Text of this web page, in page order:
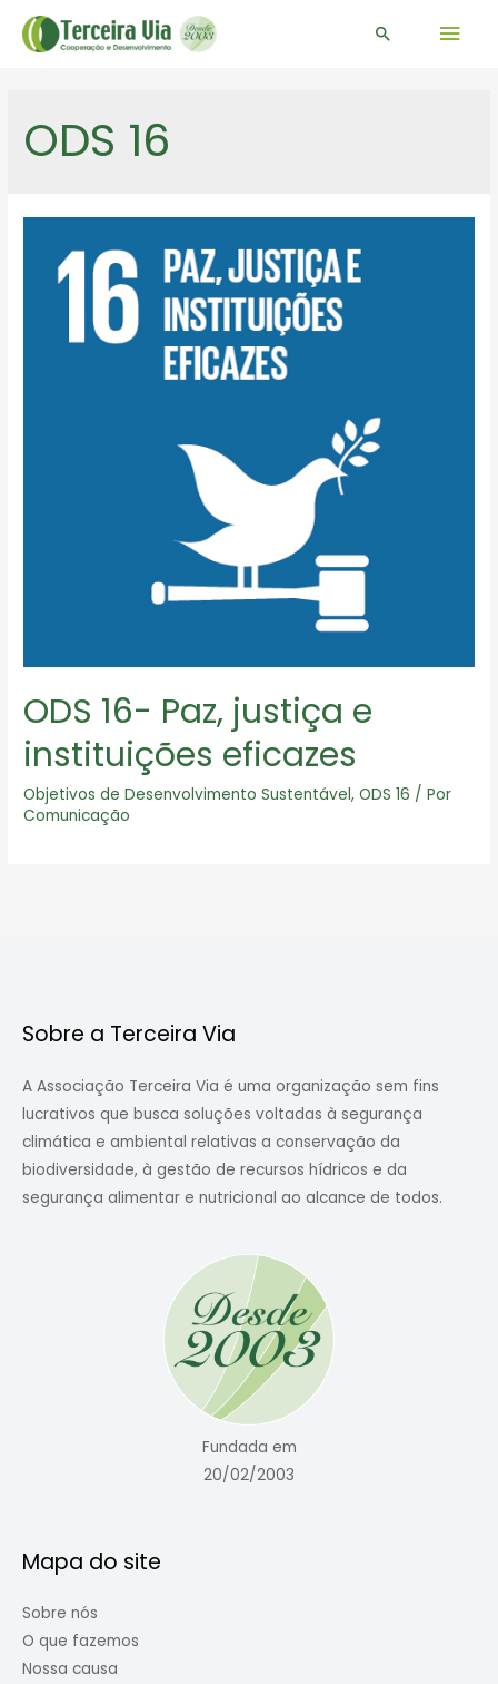
Pesquisar
ODS 16
ODS 16- Paz, justiça e
instituições eficazes
Objetivos de Desenvolvimento Sustentável,ODS 16 / Por
Comunicação
Sobre a Terceira Via
A Associação Terceira Via é uma organização sem fins
lucrativos que busca soluções voltadas à segurança
climática e ambiental relativas a conservação da
biodiversidade, à gestão de recursos hídricos e da
segurança alimentar e nutricional ao alcance de todos.
Fundada em
20/02/2003
Mapa do site
Sobre nós
O que fazemos
Nossa causa